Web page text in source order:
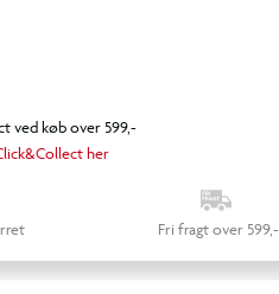
ved køb over 599,-
her
Fri fragt over 599,-